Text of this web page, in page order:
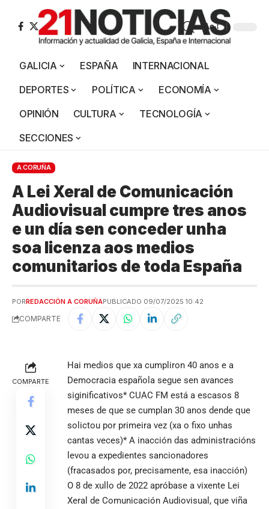
Aa
GALICIA ESPAÑA
INTERNACIONAL
DEPORTES
POLÍTICA
ECONOMÍA
OPINIÓN
CULTURA
TECNOLOGÍA
SECCIONES
A CORUÑA
A Lei Xeral de Comunicación
Audiovisual cumpre tres anos
e un día sen conceder unha
soa licenza aos medios
comunitarios de toda España
PORREDACCIÓN A CORUÑAPUBLICADO 09/07/2025 10:42
COMPARTE
COMPARTE
Hai medios que xa cumpliron 40 anos e a
Democracia española segue sen avances
siginificativos* CUAC FM está a escasos 8
meses de que se cumplan 30 anos dende que
solictou por primeira vez (xa o fixo unhas
cantas veces)* A inacción das administracións
levou a expedientes sancionadores
(fracasados por, precisamente, esa inacción)
O 8 de xullo de 2022 apróbase a vixente Lei
Xeral de Comunicación Audiovisual, que viña